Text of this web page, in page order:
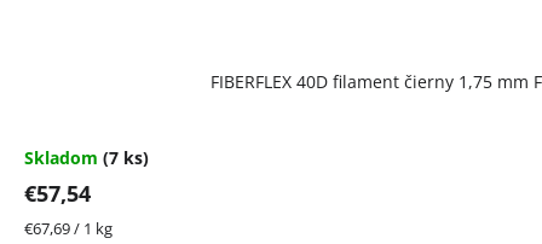
FIBERFLEX 40D filament čierny 1,75 mm
Skladom (7 ks)
€57,54
Jednotková
€67,69 / 1 kg